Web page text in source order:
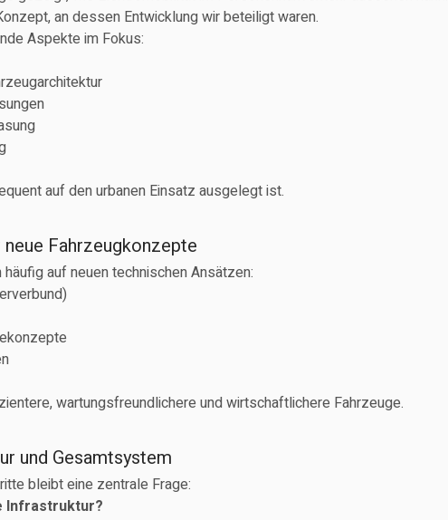
an dessen Entwicklung wir beteiligt waren.
Aspekte im Fokus:
auf den urbanen Einsatz ausgelegt ist.
Fahrzeugkonzepte
auf neuen technischen Ansätzen:
wartungsfreundlichere und wirtschaftlichere Fahrzeuge.
und Gesamtsystem
bleibt eine zentrale Frage:
Infrastruktur?